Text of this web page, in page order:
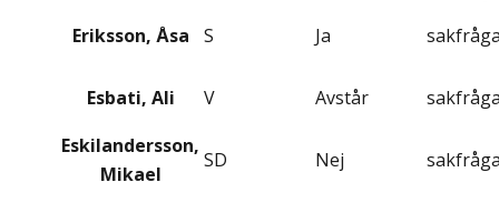
Eriksson, Åsa
S Ja
Esbati, Ali V Avstår
Eskilandersson,
Mikael
SD Nej